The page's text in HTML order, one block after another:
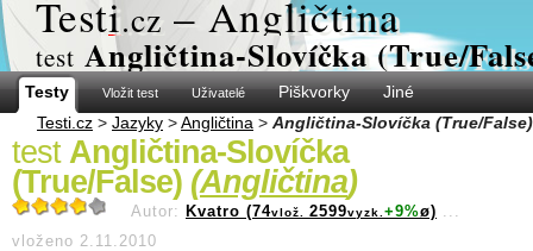
Testi.cz – Angličtina
test Angličtina-Slovíčka (True/
Testy Vložit test Uživatelé Piškvorky
Jiné
Testi.cz > Jazyky >Angličtina > Angličtina-Slovíčka (True/False)
test Angličtina-Slovíčka
(True/False) (Angličtina)
Autor: Kvatro (74vlož. 2599vyzk. +9%ø) ...
vloženo 2.11.2010